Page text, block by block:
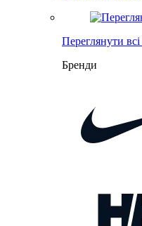
Переглянути
Бренди